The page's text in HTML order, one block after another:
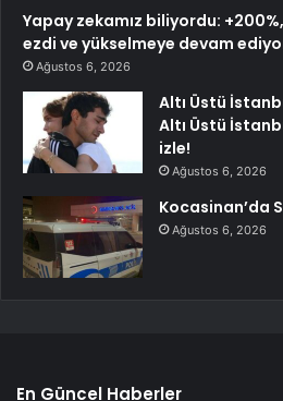
Yapay zekamız biliyordu:
ezdi ve yükselmeye devam
Ağustos 6, 2026
Altı Üstü
Altı Üstü
izle!
Ağustos 6, 2026
Kocasinan’da
Ağustos 6, 2026
En Güncel Haberler